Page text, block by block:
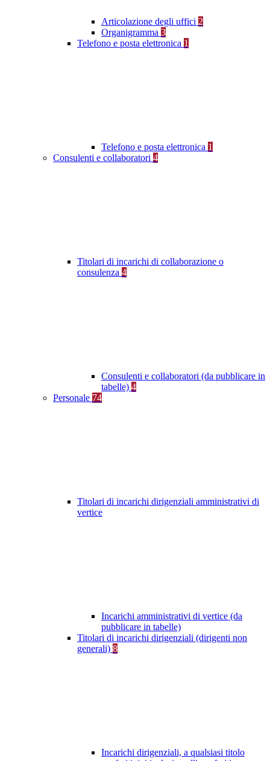
Articolazione degli uffici 2
Organigramma 3
Telefono e posta elettronica 1
Telefono e posta elettronica 1
Consulenti e collaboratori 4
Titolari di incarichi di collaborazione o
consulenza 4
Consulenti e collaboratori (da pubblicare in
tabelle) 4
Personale 74
Titolari di incarichi dirigenziali amministrativi di
vertice
Incarichi amministrativi di vertice (da
pubblicare in tabelle)
Titolari di incarichi dirigenziali (dirigenti non
generali) 8
Incarichi dirigenziali, a qualsiasi titolo